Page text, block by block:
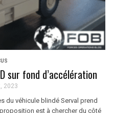
sur fond d’accélération
2023
du véhicule blindé Serval prend
est à chercher du côté